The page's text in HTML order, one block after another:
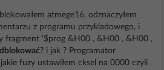
atmege16, odznaczyłem
z programu przykladowego, i
fragment '$prog &H00 , &H00 , &H00 ,
? i jak ? Programator
fuzy ustawiłem cksel na 0000 czyli